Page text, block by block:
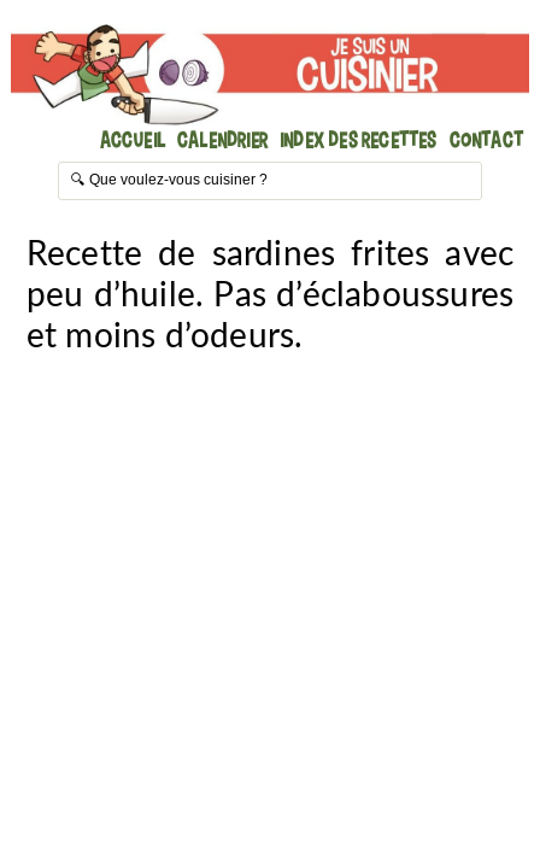
Accueil Calendrier Index des recettes Contact
Recette de sardines frites avec
peu d’huile. Pas d’éclaboussures
et moins d’odeurs.